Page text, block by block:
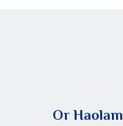
Or Haolam